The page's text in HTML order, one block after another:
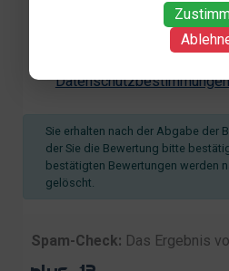
Uhrzeit der
Zweck der Bewertung
Datenschutzbestimmungen
Sie erhalten nach der Abgabe der
der Sie die Bewertung bitte
bestätigten Bewertungen werden
gelöscht.
Spam-Check: Das Ergebnis